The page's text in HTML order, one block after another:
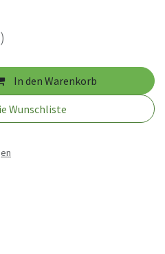
In den Warenkorb
Wunschliste